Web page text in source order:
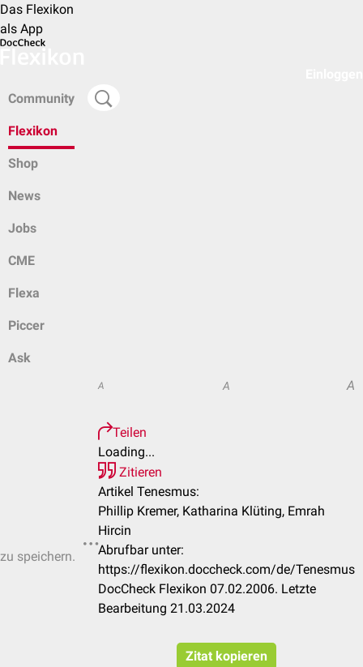
Das Flexikon
als App
Community
Flexikon
Shop
News
Jobs
CME
Flexa
Piccer
Ask
speichern.
A A A
Teilen
Loading...
Zitieren
Artikel Tenesmus:
Phillip Kremer, Katharina Klüting, Emrah
Hircin
Abrufbar unter:
https://flexikon.doccheck.com/de/Tenesmus
DocCheck Flexikon 07.02.2006. Letzte
Bearbeitung 21.03.2024
Zitat kopieren